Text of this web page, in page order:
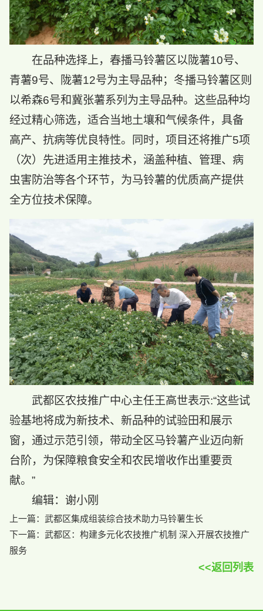
在品种选择上，春播马铃薯区以陇薯10号、
青薯9号、陇薯12号为主导品种；冬播马铃薯区则
以希森6号和冀张薯系列为主导品种。这些品种均
经过精心筛选，适合当地土壤和气候条件，具备
高产、抗病等优良特性。同时，项目还将推广5项
（次）先进适用主推技术，涵盖种植、管理、病
虫害防治等各个环节，为马铃薯的优质高产提供
全方位技术保障。
武都区农技推广中心主任王高世表示:“这些试
验基地将成为新技术、新品种的试验田和展示
窗，通过示范引领，带动全区马铃薯产业迈向新
台阶，为保障粮食安全和农民增收作出重要贡
献。”
编辑：谢小刚
上一篇： 武都区集成组装综合技术助力马铃薯生长
下一篇： 武都区：构建多元化农技推广机制 深入开展农技推广
服务
<<返回列表